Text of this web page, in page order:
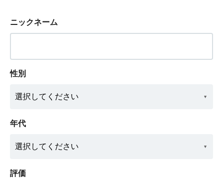
ニックネーム
性別
年代
評価